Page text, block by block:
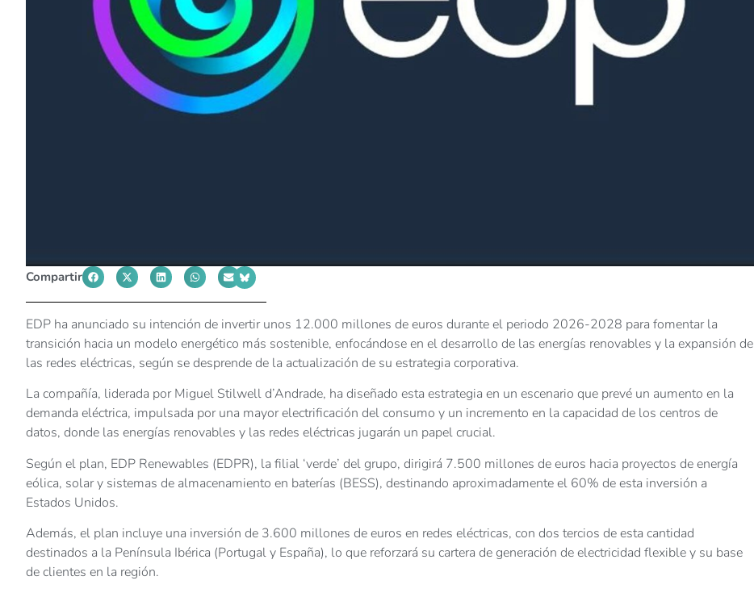
Compartir
EDP ha anunciado su intención de invertir unos 12.000 millones de euros durante el periodo 2026-2028 para fomentar la
transición hacia un modelo energético más sostenible, enfocándose en el desarrollo de las energías renovables y la expansión de
las redes eléctricas, según se desprende de la actualización de su estrategia corporativa.
La compañía, liderada por Miguel Stilwell d’Andrade, ha diseñado esta estrategia en un escenario que prevé un aumento en la
demanda eléctrica, impulsada por una mayor electrificación del consumo y un incremento en la capacidad de los centros de
datos, donde las energías renovables y las redes eléctricas jugarán un papel crucial.
Según el plan, EDP Renewables (EDPR), la filial ‘verde’ del grupo, dirigirá 7.500 millones de euros hacia proyectos de energía
eólica, solar y sistemas de almacenamiento en baterías (BESS), destinando aproximadamente el 60% de esta inversión a
Estados Unidos.
Además, el plan incluye una inversión de 3.600 millones de euros en redes eléctricas, con dos tercios de esta cantidad
destinados a la Península Ibérica (Portugal y España), lo que reforzará su cartera de generación de electricidad flexible y su base
de clientes en la región.